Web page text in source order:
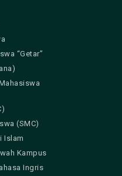
“Getar”
(SMC)
Islam
Kampus
Ingris